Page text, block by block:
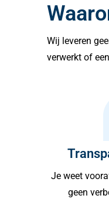
Wij leveren
verwerkt of
Je weet
geen